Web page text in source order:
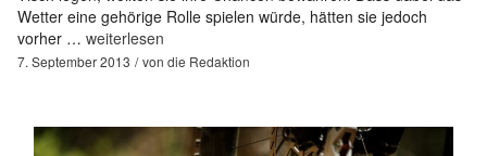
Wetter eine gehörige Rolle spielen würde, hätten sie jedoch
vorher … weiterlesen
7. September 2013 von die Redaktion